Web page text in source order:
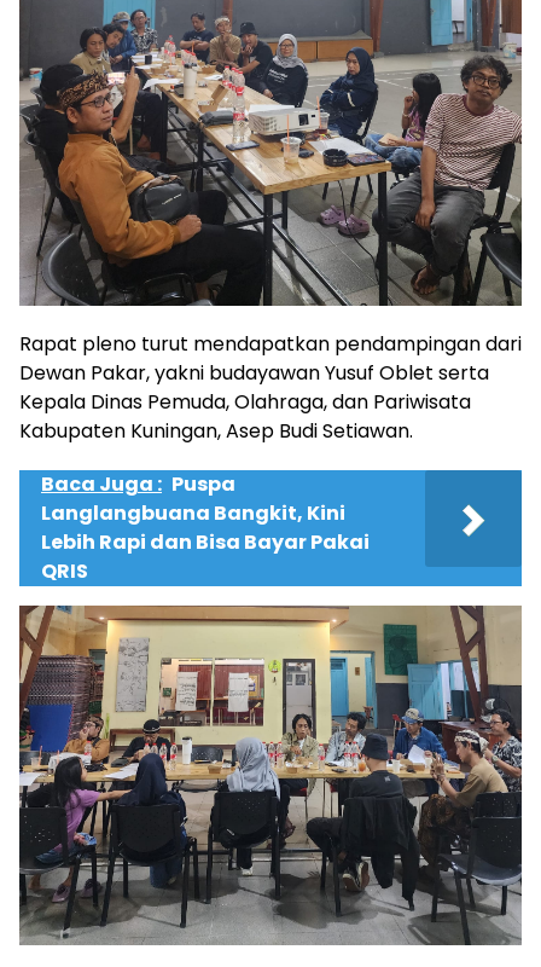
Rapat pleno turut mendapatkan pendampingan dari
Dewan Pakar, yakni budayawan Yusuf Oblet serta
Kepala Dinas Pemuda, Olahraga, dan Pariwisata
Kabupaten Kuningan, Asep Budi Setiawan.
Baca Juga : Puspa
Langlangbuana Bangkit, Kini
Lebih Rapi dan Bisa Bayar Pakai
QRIS